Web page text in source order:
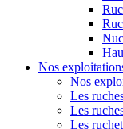
Nos
Nos
Les
Les
Les